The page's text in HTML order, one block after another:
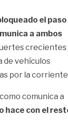
el paso
a ambos
crecientes
de vehículos
por la
comunica a
hace con el